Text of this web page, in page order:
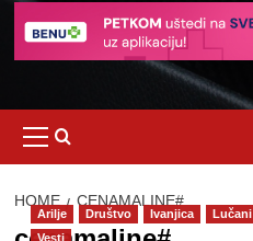
Menu
HOME CENAMALINE#
Arilje Društvo Ivanjica Lučani
Vesti